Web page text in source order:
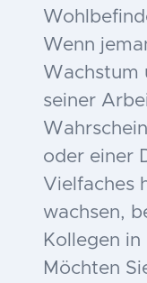
Wenn
Wachstum
seiner
oder einer
Vielfaches
wachsen,
Kollegen in
Möchten